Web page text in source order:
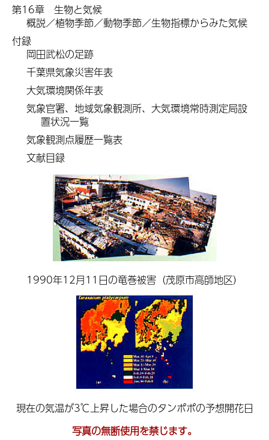
第16章
生物と気候
概説／植物季節／動物季節／生物指標からみた気候
付録
岡田武松の足跡
千葉県気象災害年表
大気環境関係年表
気象官署、地域気象観測所、大気環境常時測定局設
置状況一覧
気象観測点履歴一覧表
文献目録
1990年12月11日の竜巻被害（茂原市高師地区）
現在の気温が3℃上昇した場合のタンポポの予想開花日
写真の無断使用を禁じます。